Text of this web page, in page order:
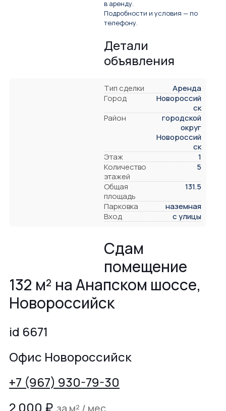
в аренду.
Подробности и условия — по
телефону.
Детали
объявления
Тип сделки
Аренда
Город
Новороссий
ск
Район
городской
округ
Новороссий
ск
Этаж
1
Количество
этажей
5
Общая
площадь
131.5
Парковка
наземная
Вход
с улицы
Сдам
помещение
132 м² на Анапском шоссе,
Новороссийск
id 6671
Офис Новороссийск
+7 (967) 930-79-30
2 000 ₽